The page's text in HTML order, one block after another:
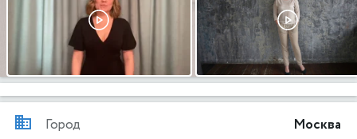
Город Москва